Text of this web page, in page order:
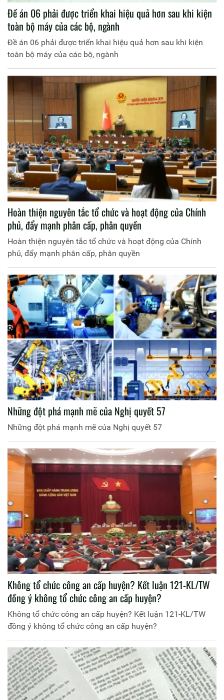
Đề án 06 phải được triển khai hiệu quả hơn sau khi kiện
toàn bộ máy của các bộ, ngành
Đề án 06 phải được triển khai hiệu quả hơn sau khi kiện
toàn bộ máy của các bộ, ngành
Hoàn thiện nguyên tắc tổ chức và hoạt động của Chính
phủ, đẩy mạnh phân cấp, phân quyền
Hoàn thiện nguyên tắc tổ chức và hoạt động của Chính
phủ, đẩy mạnh phân cấp, phân quyền
Những đột phá mạnh mẽ của Nghị quyết 57
Những đột phá mạnh mẽ của Nghị quyết 57
Không tổ chức công an cấp huyện? Kết luận 121-KL/TW
đồng ý không tổ chức công an cấp huyện?
Không tổ chức công an cấp huyện? Kết luận 121-KL/TW
đồng ý không tổ chức công an cấp huyện?